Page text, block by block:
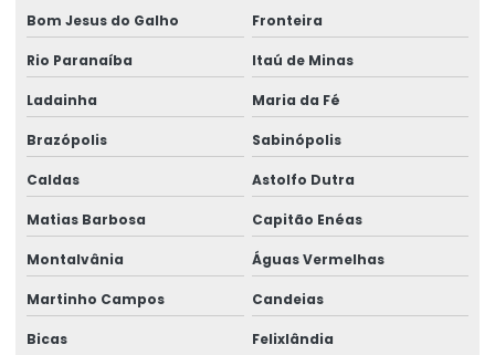
Bom Jesus do Galho Fronteira
Rio Paranaíba Itaú de Minas
Ladainha Maria da Fé
Brazópolis Sabinópolis
Caldas Astolfo Dutra
Matias Barbosa Capitão Enéas
Montalvânia Águas Vermelhas
Martinho Campos Candeias
Bicas Felixlândia